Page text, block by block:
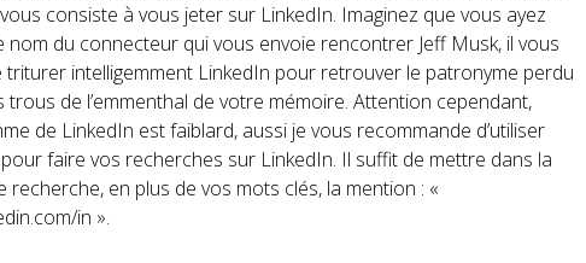
consiste à vous jeter sur LinkedIn. Imaginez que vous ayez
nom du connecteur qui vous envoie rencontrer Jeff Musk, il vous
triturer intelligemment LinkedIn pour retrouver le patronyme perdu
trous de l’emmenthal de votre mémoire. Attention cependant,
de LinkedIn est faiblard, aussi je vous recommande d’utiliser
faire vos recherches sur LinkedIn. Il suffit de mettre dans la
recherche, en plus de vos mots clés, la mention : «
in ».